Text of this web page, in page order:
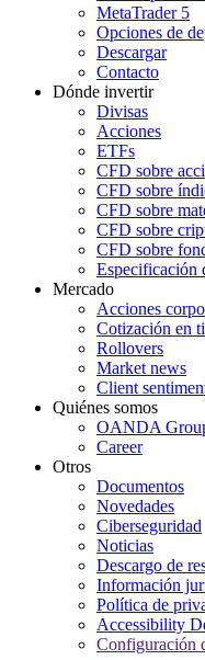
MetaTrader 5
Opciones de
Descargar
Contacto
Dónde invertir
Divisas
Acciones
ETFs
CFD sobre
CFD sobre
CFD sobre
CFD sobre
CFD sobre
Especificación
Mercado
Acciones
Cotización en
Rollovers
Market news
Client
Quiénes somos
OANDA
Career
Otros
Documentos
Novedades
Ciberseguridad
Noticias
Descargo de
Información
Política de
Accessibility
Configuración